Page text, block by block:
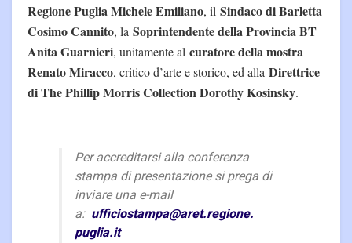
Regione Puglia Michele Emiliano, il Sindaco di Barletta
Cosimo Cannito, la Soprintendente della Provincia BT
Anita Guarnieri, unitamente al curatore della mostra
Renato Miracco, critico d’arte e storico, ed alla Direttrice
di The Phillip Morris Collection Dorothy Kosinsky.
Per accreditarsi alla conferenza
stampa di presentazione si prega di
inviare una e-mail
a: ufficiostampa@aret.regione.
puglia.it